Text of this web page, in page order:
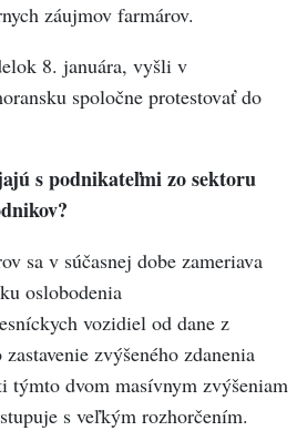
záujmov farmárov.
8. januára, vyšli v
spoločne protestovať do
s podnikateľmi zo sektoru
sa v súčasnej dobe zameriava
oslobodenia
vozidiel od dane z
zvýšeného zdanenia
týmto dvom masívnym zvýšeniam
s veľkým rozhorčením.